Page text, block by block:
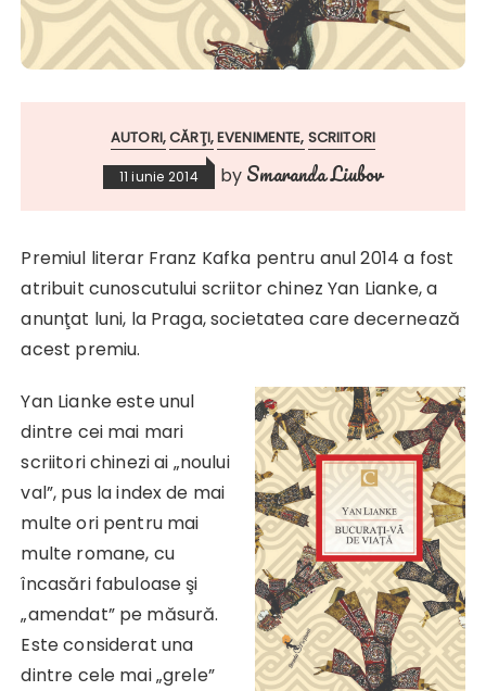
AUTORI CĂRŢI EVENIMENTE SCRIITORI
11 iunie 2014 by Smaranda Liubov
Premiul literar Franz Kafka pentru anul 2014 a fost
atribuit cunoscutului scriitor chinez Yan Lianke, a
anunţat luni, la Praga, societatea care decernează
acest premiu.
Yan Lianke este unul
dintre cei mai mari
scriitori chinezi ai „noului
val”, pus la index de mai
multe ori pentru mai
multe romane, cu
încasări fabuloase şi
„amendat” pe măsură.
Este considerat una
dintre cele mai „grele”